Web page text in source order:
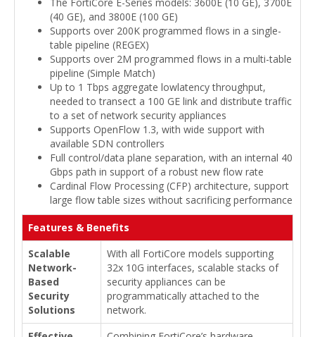
The FortiCore E-Series models: 3600E (10 GE), 3700E
(40 GE), and 3800E (100 GE)
Supports over 200K programmed flows in a single-
table pipeline (REGEX)
Supports over 2M programmed flows in a multi-table
pipeline (Simple Match)
Up to 1 Tbps aggregate lowlatency throughput,
needed to transect a 100 GE link and distribute traffic
to a set of network security appliances
Supports OpenFlow 1.3, with wide support with
available SDN controllers
Full control/data plane separation, with an internal 40
Gbps path in support of a robust new flow rate
Cardinal Flow Processing (CFP) architecture, support
large flow table sizes without sacrificing performance
Features & Benefits
Scalable
Network-
Based
Security
Solutions
With all FortiCore models supporting
32x 10G interfaces, scalable stacks of
security appliances can be
programmatically attached to the
network.